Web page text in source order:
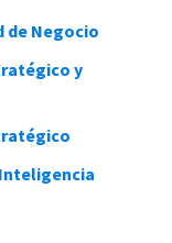
de Negocio
y